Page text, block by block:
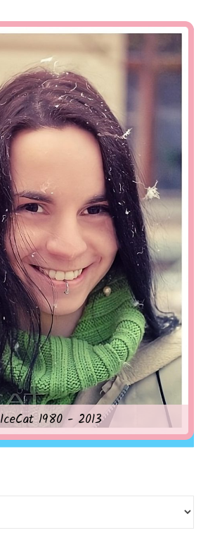
IceCat 1980 - 2013